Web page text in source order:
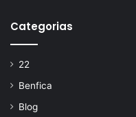
Categorias
22
Benfica
Blog